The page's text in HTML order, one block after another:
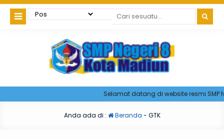
Selamat datang di website resmi SMP
Anda ada di : Beranda - GTK